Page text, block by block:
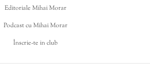
Editoriale Mihai Morar
Podcast cu Mihai Morar
Înscrie-te in club